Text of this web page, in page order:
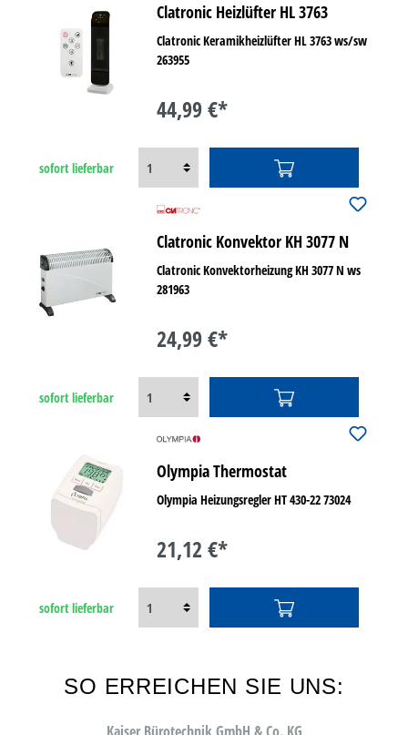
Clatronic Heizlüfter HL 3763
Clatronic Keramikheizlüfter HL 3763 ws/sw
263955
44,99 €*
sofort lieferbar
Clatronic Konvektor KH 3077 N
Clatronic Konvektorheizung KH 3077 N ws
281963
24,99 €*
sofort lieferbar
Olympia Thermostat
Olympia Heizungsregler HT 430-22 73024
21,12 €*
sofort lieferbar
SO ERREICHEN SIE UNS: